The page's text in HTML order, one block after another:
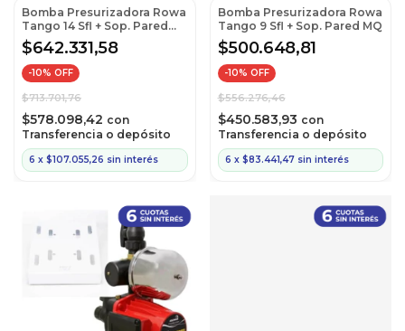
Bomba Presurizadora Rowa
Tango 14 Sfl + Sop. Pared
MQ
$642.331,58
-10% OFF
$713.701,76
$578.098,42 con
Transferencia o depósito
6 x $107.055,26 sin interés
Bomba Presurizadora Rowa
Tango 9 Sfl + Sop. Pared MQ
$500.648,81
-10% OFF
$556.276,46
$450.583,93 con
Transferencia o depósito
6 x $83.441,47 sin interés